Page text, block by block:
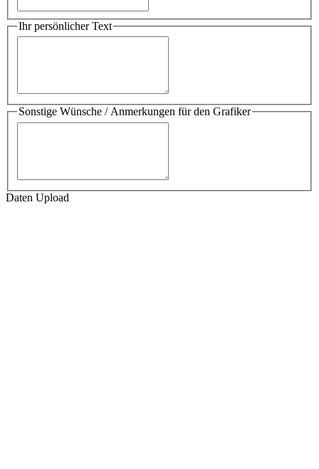
Ihr persönlicher Text
Sonstige Wünsche / Anmerkungen für den Grafiker
Daten Upload